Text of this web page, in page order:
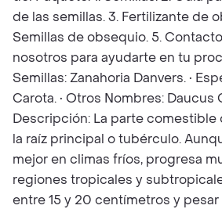
de las semillas. 3. Fertilizante de
Semillas de obsequio. 5.
nosotros para ayudarte en tu
Semillas: Zanahoria Danvers. •
Carota. • Otros Nombres: Daucus
Descripción: La parte comestible
la raíz principal o tubérculo.
mejor en climas fríos, progresa
regiones tropicales y
entre 15 y 20 centímetros y